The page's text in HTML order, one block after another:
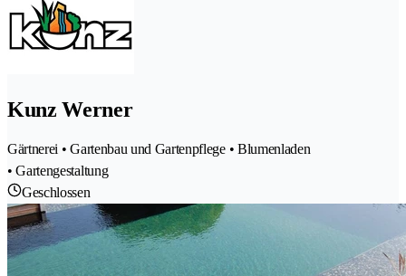
Kunz Werner
Gärtnerei • Gartenbau und Gartenpflege • Blumenladen
• Gartengestaltung
Geschlossen